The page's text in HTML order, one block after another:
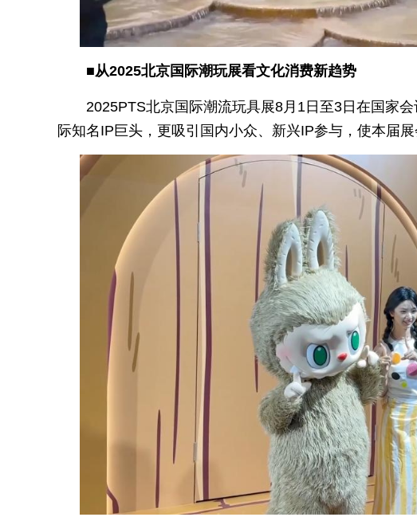
■从2025北京国际潮玩展看文化消费新趋势
2025PTS北京国际潮流玩具展8月1日至3日在国家
际知名IP巨头，更吸引国内小众、新兴IP参与，使本届